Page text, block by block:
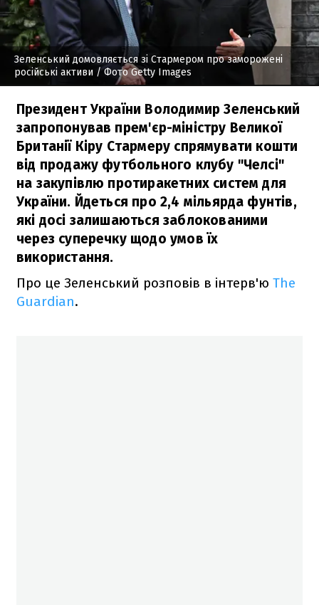
Зеленський домовляється зі Стармером про заморожені
російські активи / Фото Getty Images
Президент України Володимир Зеленський
запропонував прем'єр-міністру Великої
Британії Кіру Стармеру спрямувати кошти
від продажу футбольного клубу "Челсі"
на закупівлю протиракетних систем для
України. Йдеться про 2,4 мільярда фунтів,
які досі залишаються заблокованими
через суперечку щодо умов їх
використання.
Про це Зеленський розповів в інтерв'ю The
Guardian.